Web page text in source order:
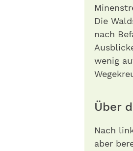
Die
nach
wenig
Über
Nach
aber